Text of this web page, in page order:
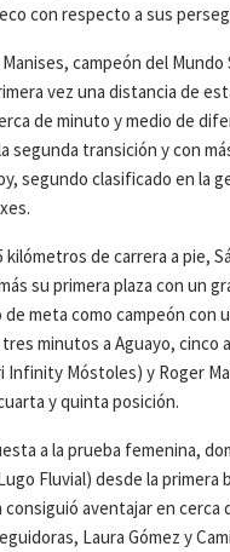
con respecto a sus
campeón del Mundo
vez una distancia de
de minuto y medio de
segunda transición y con
segundo clasificado en la
kilómetros de carrera a pie,
su primera plaza con un
meta como campeón con
minutos a Aguayo, cinco
Infinity Móstoles) y Roger
y quinta posición.
a la prueba femenina,
Fluvial) desde la primera
aventajar en cerca
Laura Gómez y